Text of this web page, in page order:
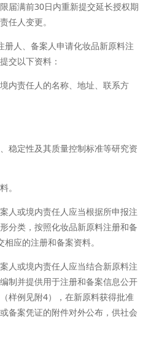
届满前30日内重新提交延长授权期
任人变更。
人、备案人申请化妆品新原料注
交以下资料：
内责任人的名称、地址、联系方
稳定性及其质量控制标准等研究资
。
人或境内责任人应当根据所申报注
分类，按照化妆品新原料注册和备
应的注册和备案资料。
人或境内责任人应当结合新原料注
制并提供用于注册和备案信息公开
样例见附4），在新原料获得批准
备案凭证的附件对外公布，供社会